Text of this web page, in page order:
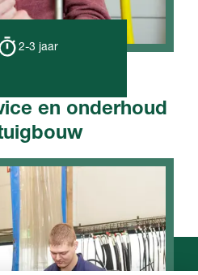
Opleiding
duur
2-3 jaar
en onderhoud